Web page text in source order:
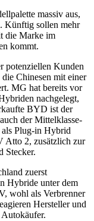
massiv aus,
Künftig sollen mehr
die Marke im
kommt.
potenziellen Kunden
Chinesen mit einer
MG hat bereits vor
nachgelegt,
BYD ist der
der Mittelklasse-
Plug-in Hybrid
Atto 2, zusätzlich zur
Stecker.
zuerst
Hybride unter dem
wohl als Verbrenner
Hersteller und